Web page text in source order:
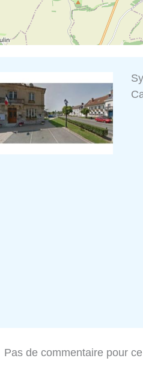
Pas de commentaire pour